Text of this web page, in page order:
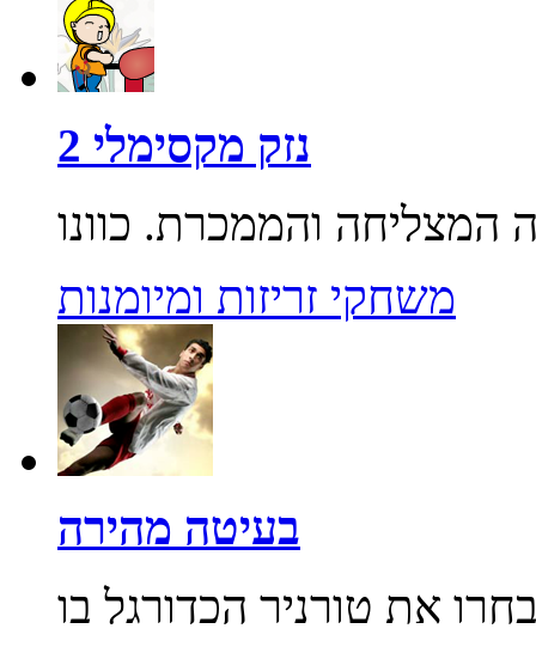
נזק מקסימלי 2
משחקי זריזות ומיומנות
בעיטה מהירה